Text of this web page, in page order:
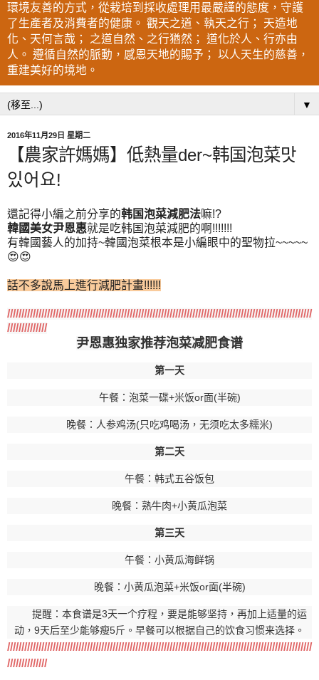
環境友善的方式，從栽培到採收處理用最嚴謹的態度，守護
了生產者及消費者的健康。 觀天之道、執天之行； 天造地
化、天何言哉； 之道自然、之行猶然； 道化於人、行亦由
人。 遵循自然的脈動，感恩天地的賜予； 以人天生的慈善，
重建美好的境地。
▼
2016年11月29日 星期二
【農家許媽媽】低熱量der~韩国泡菜맛
있어요!
還記得小編之前分享的韩国泡菜減肥法嘛!?
韓國美女尹恩惠就是吃韩国泡菜減肥的啊!!!!!!!
有韓國藝人的加持~韓國泡菜根本是小編眼中的聖物拉~~~~~
😍😍
話不多說馬上進行減肥計畫!!!!!!
///////////////////////////////////////////////////////////////////////////////////////////////////////////
//////////////
尹恩惠独家推荐泡菜减肥食谱
第一天
午餐：泡菜一碟+米饭or面(半碗)
晚餐：人参鸡汤(只吃鸡喝汤，无须吃太多糯米)
第二天
午餐：韩式五谷饭包
晚餐：熟牛肉+小黄瓜泡菜
第三天
午餐：小黄瓜海鲜锅
晚餐：小黄瓜泡菜+米饭or面(半碗)
提醒：本食谱是3天一个疗程，要是能够坚持，再加上适量的运
动，9天后至少能够瘦5斤。早餐可以根据自己的饮食习惯来选择。
///////////////////////////////////////////////////////////////////////////////////////////////////////////
//////////////